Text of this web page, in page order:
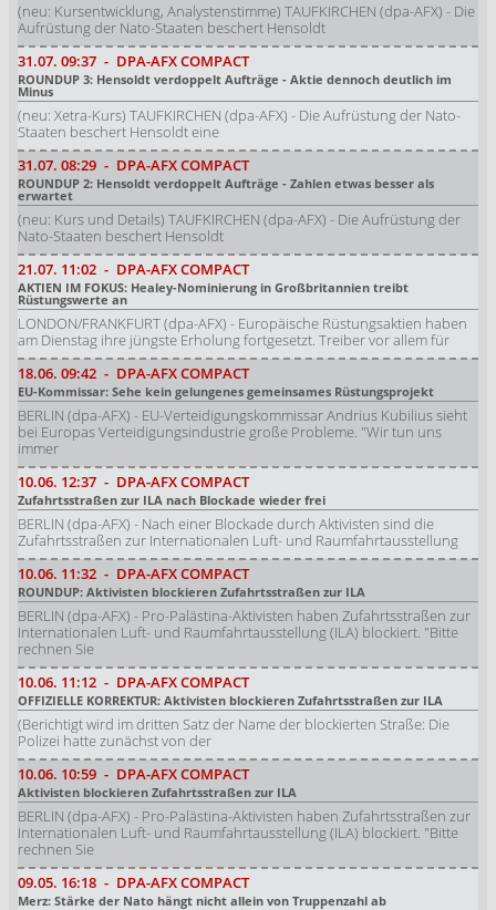
(neu: Kursentwicklung, Analystenstimme) TAUFKIRCHEN (dpa-AFX) - Die
Aufrüstung der Nato-Staaten beschert Hensoldt
31.07. 09:37 - DPA-AFX COMPACT
ROUNDUP 3: Hensoldt verdoppelt Aufträge - Aktie dennoch deutlich im
Minus
(neu: Xetra-Kurs) TAUFKIRCHEN (dpa-AFX) - Die Aufrüstung der Nato-
Staaten beschert Hensoldt eine
31.07. 08:29 - DPA-AFX COMPACT
ROUNDUP 2: Hensoldt verdoppelt Aufträge - Zahlen etwas besser als
erwartet
(neu: Kurs und Details) TAUFKIRCHEN (dpa-AFX) - Die Aufrüstung der
Nato-Staaten beschert Hensoldt
21.07. 11:02 - DPA-AFX COMPACT
AKTIEN IM FOKUS: Healey-Nominierung in Großbritannien treibt
Rüstungswerte an
LONDON/FRANKFURT (dpa-AFX) - Europäische Rüstungsaktien haben
am Dienstag ihre jüngste Erholung fortgesetzt. Treiber vor allem für
18.06. 09:42 - DPA-AFX COMPACT
EU-Kommissar: Sehe kein gelungenes gemeinsames Rüstungsprojekt
BERLIN (dpa-AFX) - EU-Verteidigungskommissar Andrius Kubilius sieht
bei Europas Verteidigungsindustrie große Probleme. "Wir tun uns
immer
10.06. 12:37 - DPA-AFX COMPACT
Zufahrtsstraßen zur ILA nach Blockade wieder frei
BERLIN (dpa-AFX) - Nach einer Blockade durch Aktivisten sind die
Zufahrtsstraßen zur Internationalen Luft- und Raumfahrtausstellung
10.06. 11:32 - DPA-AFX COMPACT
ROUNDUP: Aktivisten blockieren Zufahrtsstraßen zur ILA
BERLIN (dpa-AFX) - Pro-Palästina-Aktivisten haben Zufahrtsstraßen zur
Internationalen Luft- und Raumfahrtausstellung (ILA) blockiert. "Bitte
rechnen Sie
10.06. 11:12 - DPA-AFX COMPACT
OFFIZIELLE KORREKTUR: Aktivisten blockieren Zufahrtsstraßen zur ILA
(Berichtigt wird im dritten Satz der Name der blockierten Straße: Die
Polizei hatte zunächst von der
10.06. 10:59 - DPA-AFX COMPACT
Aktivisten blockieren Zufahrtsstraßen zur ILA
BERLIN (dpa-AFX) - Pro-Palästina-Aktivisten haben Zufahrtsstraßen zur
Internationalen Luft- und Raumfahrtausstellung (ILA) blockiert. "Bitte
rechnen Sie
09.05. 16:18 - DPA-AFX COMPACT
Merz: Stärke der Nato hängt nicht allein von Truppenzahl ab